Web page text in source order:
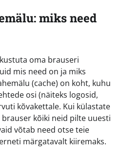
miks need
oma brauseri
mis need on ja miks
(cache) on koht, kuhu
osi (näiteks logosid,
kõvakettale. Kui külastate
kõiki neid pilte uuesti
võtab need otse teie
märgatavalt kiiremaks.